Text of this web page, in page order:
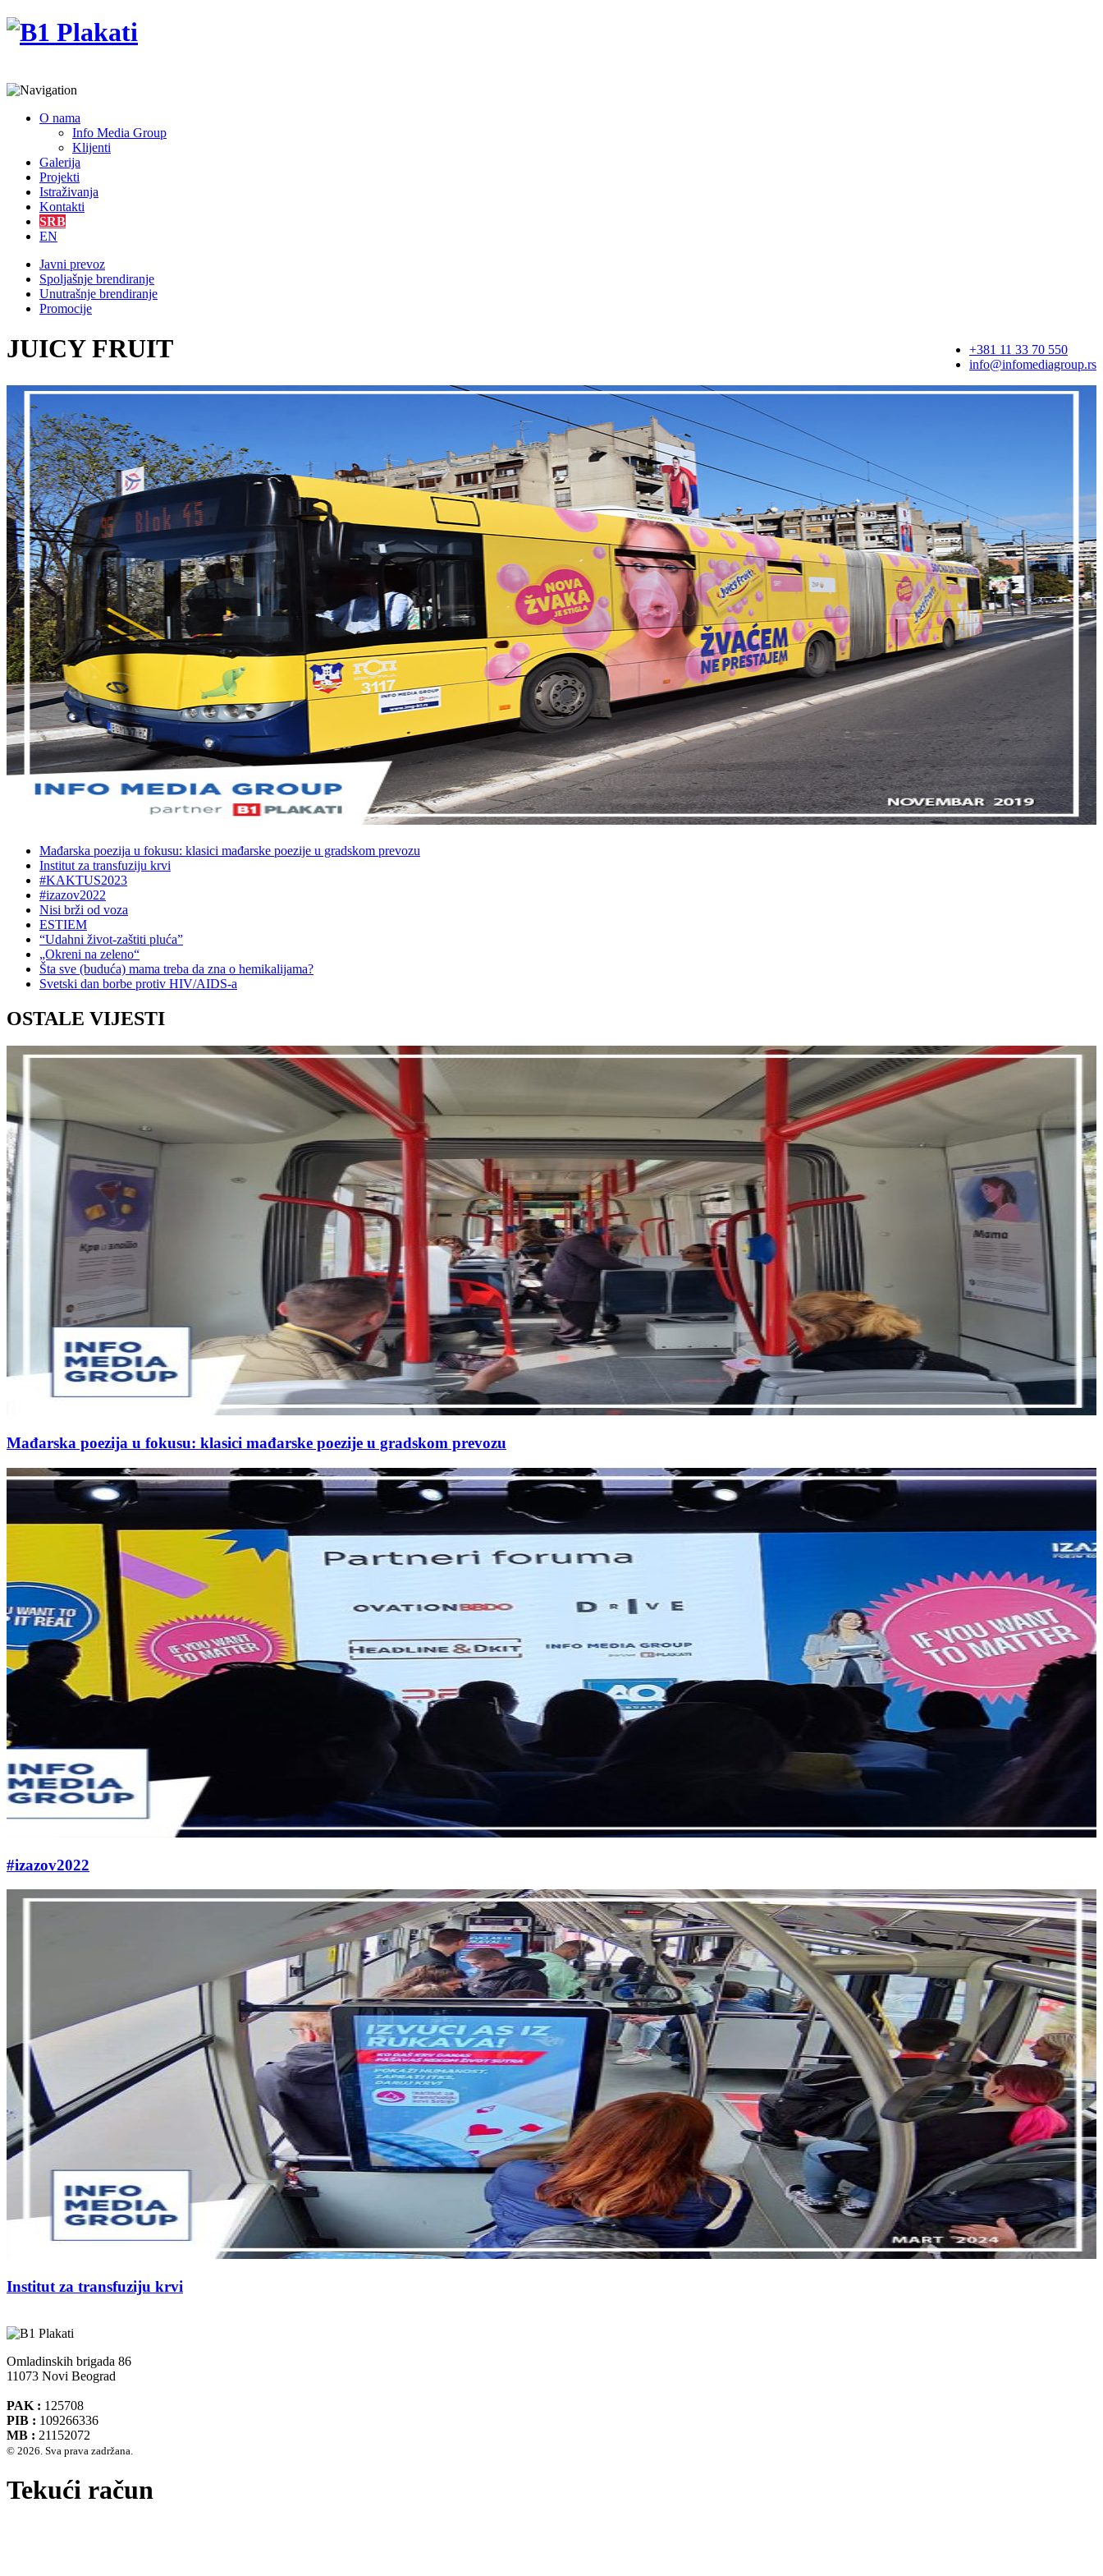
O nama
Info Media Group
Klijenti
Galerija
Projekti
Istraživanja
Kontakti
SRB
EN
Javni prevoz
Spoljašnje brendiranje
Unutrašnje brendiranje
Promocije
+381 11 33 70 550
info@infomediagroup.rs
JUICY FRUIT
Mađarska poezija u fokusu: klasici mađarske poezije u gradskom prevozu
Institut za transfuziju krvi
#KAKTUS2023
#izazov2022
Nisi brži od voza
ESTIEM
“Udahni život-zaštiti pluća”
„Okreni na zeleno“
Šta sve (buduća) mama treba da zna o hemikalijama?
Svetski dan borbe protiv HIV/AIDS-a
OSTALE VIJESTI
Mađarska poezija u fokusu: klasici mađarske poezije u gradskom prevozu
#izazov2022
Institut za transfuziju krvi
Omladinskih brigada 86
11073 Novi Beograd
PAK : 125708
PIB : 109266336
MB : 21152072
© 2026. Sva prava zadržana.
Tekući račun